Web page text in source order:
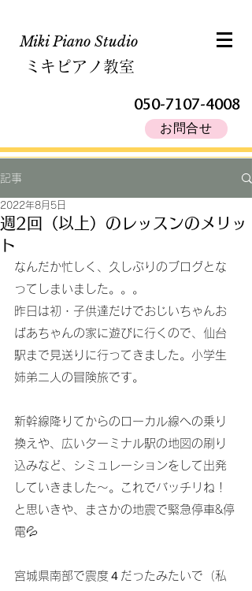
Miki Piano Studio​
ミキピアノ教室
050-7107-4008
お問合せ
記事
週2回（以上）のレッスンのメリッ
ト
2022年8月5日
なんだか忙しく、久しぶりのブログとな
ってしまいました。。。
昨日は初・子供達だけでおじいちゃんお
ばあちゃんの家に遊びに行くので、仙台
駅まで見送りに行ってきました。小学生
姉弟二人の冒険旅です。
新幹線降りてからのローカル線への乗り
換えや、広いターミナル駅の地図の刷り
込みなど、シミュレーションをして出発
していきました～。これでバッチリね！
と思いきや、まさかの地震で緊急停車&停
電💦
宮城県南部で震度４だったみたいで（私